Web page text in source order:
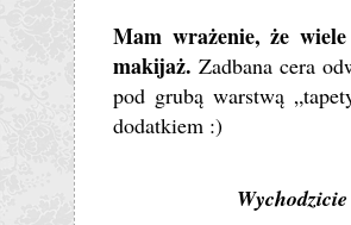
Mam wrażenie, że
makijaż. Zadbana cera
pod grubą warstwą
dodatkiem :)